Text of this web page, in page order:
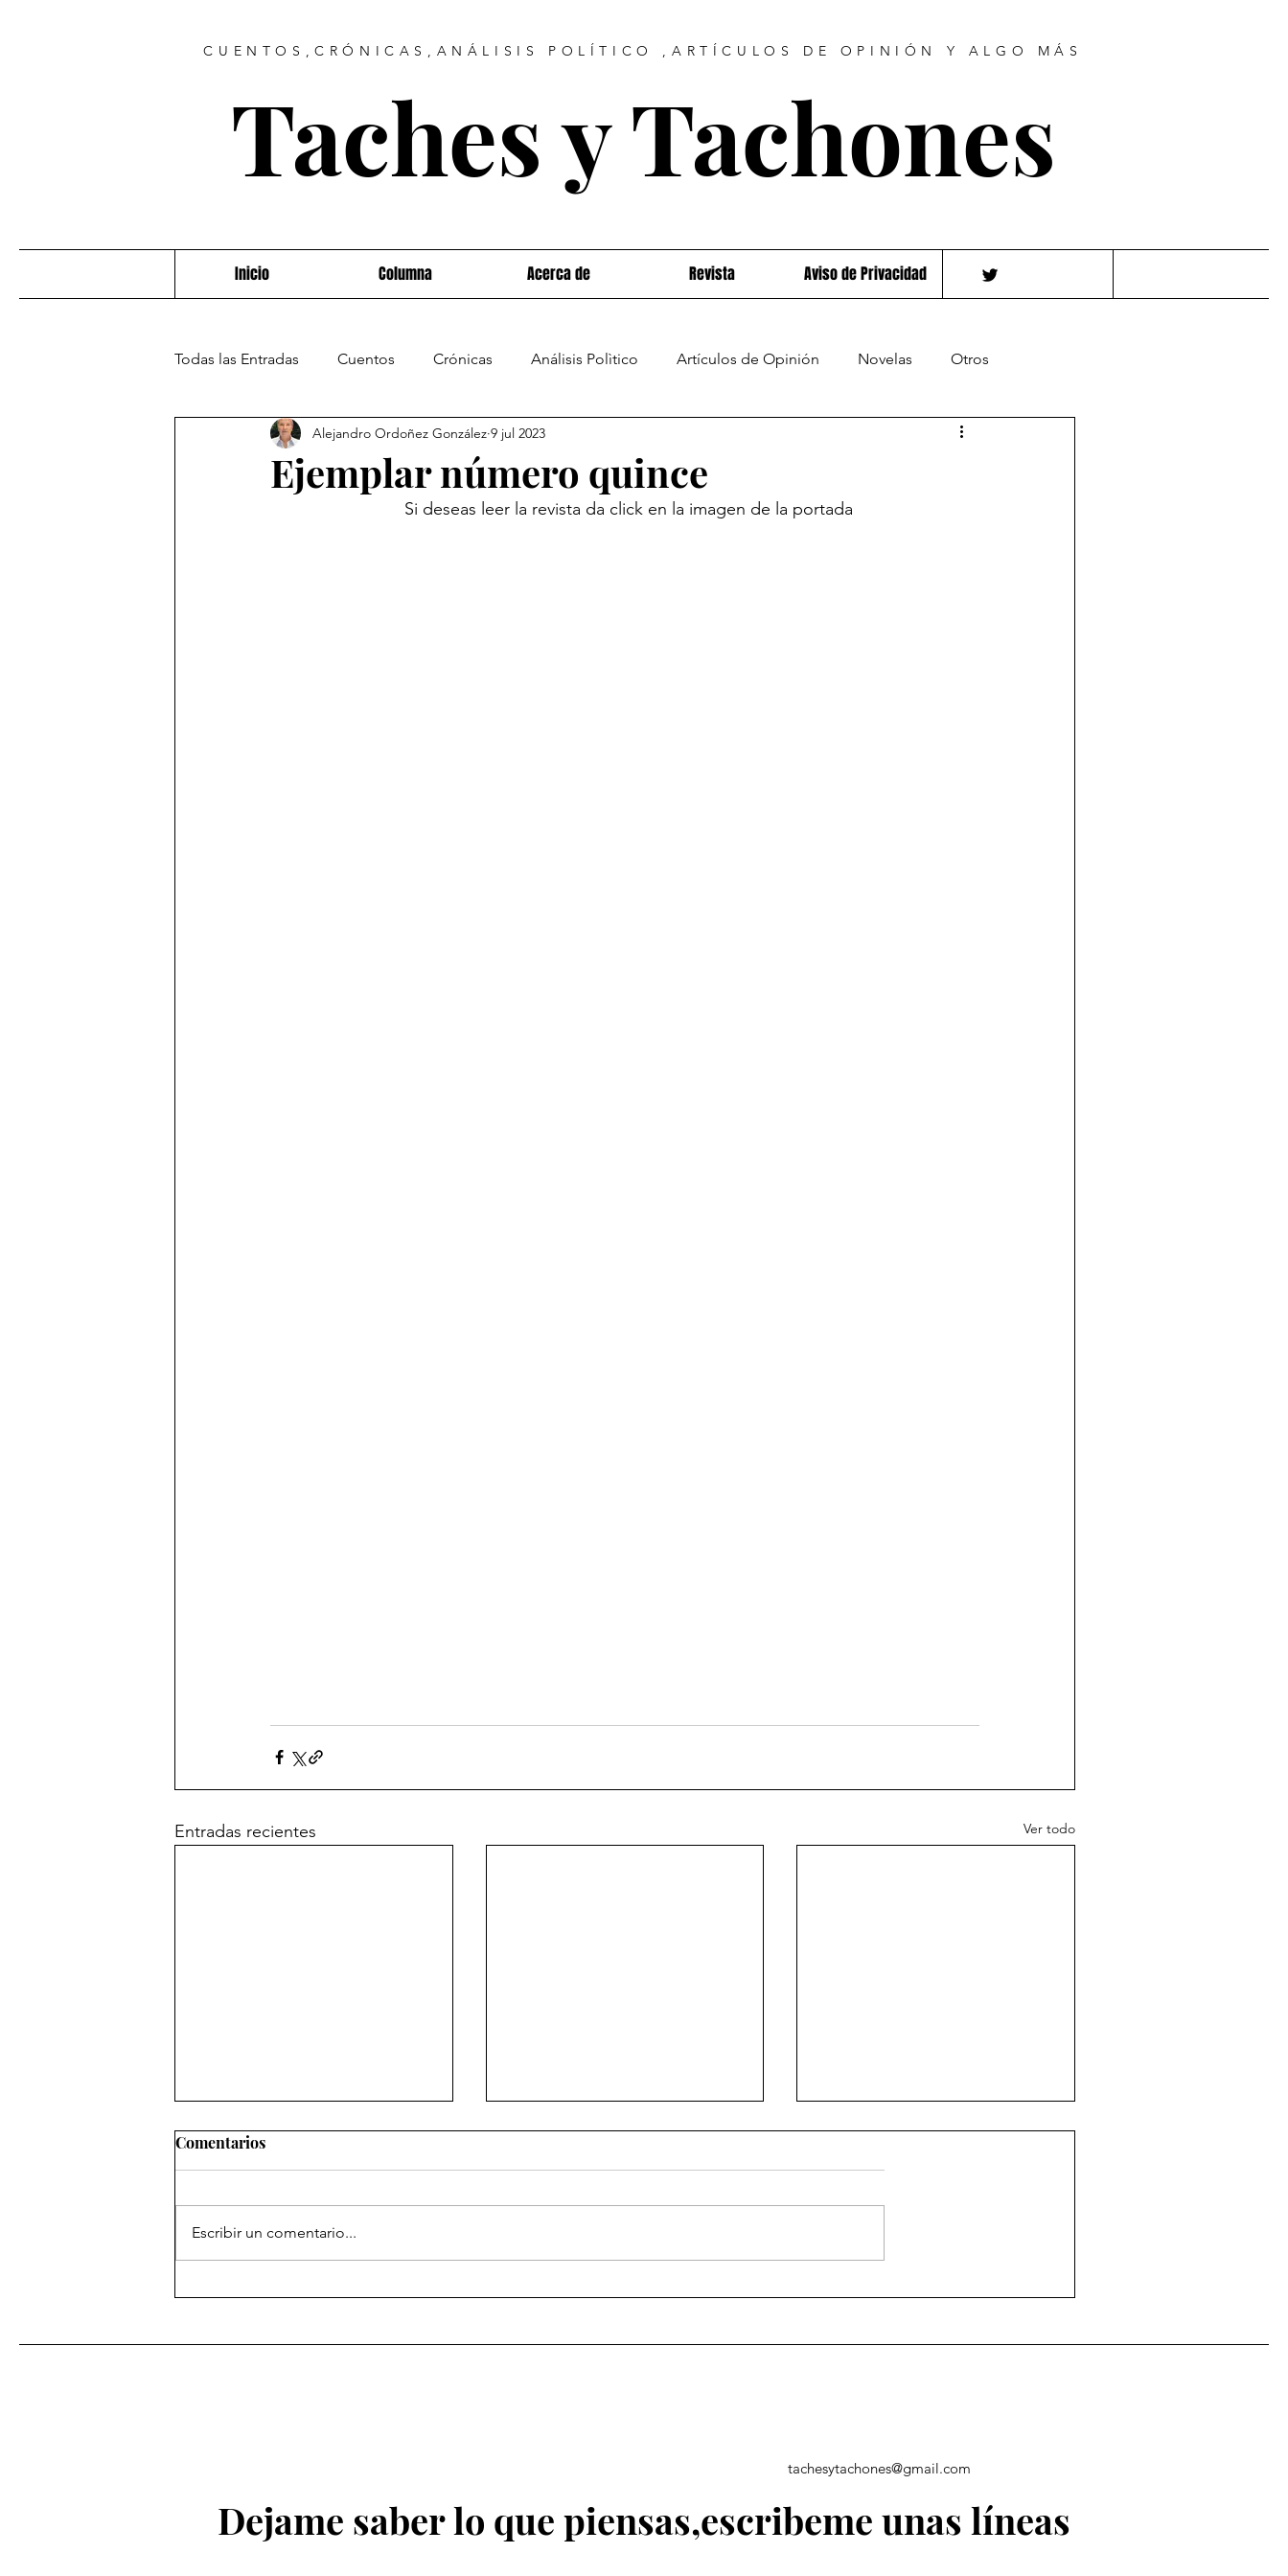
CUENTOS,CRÓNICAS,ANÁLISIS POLÍTICO ,ARTÍCULOS DE OPINIÓN Y ALGO MÁS
Taches y Tachones
Inicio Columna Acerca de Revista Aviso de Privacidad
Todas las Entradas Cuentos Crónicas Análisis Polìtico Artículos de Opinión Novelas Otros
Ejemplar número quince
Alejandro Ordoñez González 9 jul 2023
                            Si deseas leer la revista da click en la imagen de la portada
Entradas recientes Ver todo
Comentarios
Escribir un comentario...
tachesytachones@gmail.com
Dejame saber lo que piensas,escribeme unas líneas